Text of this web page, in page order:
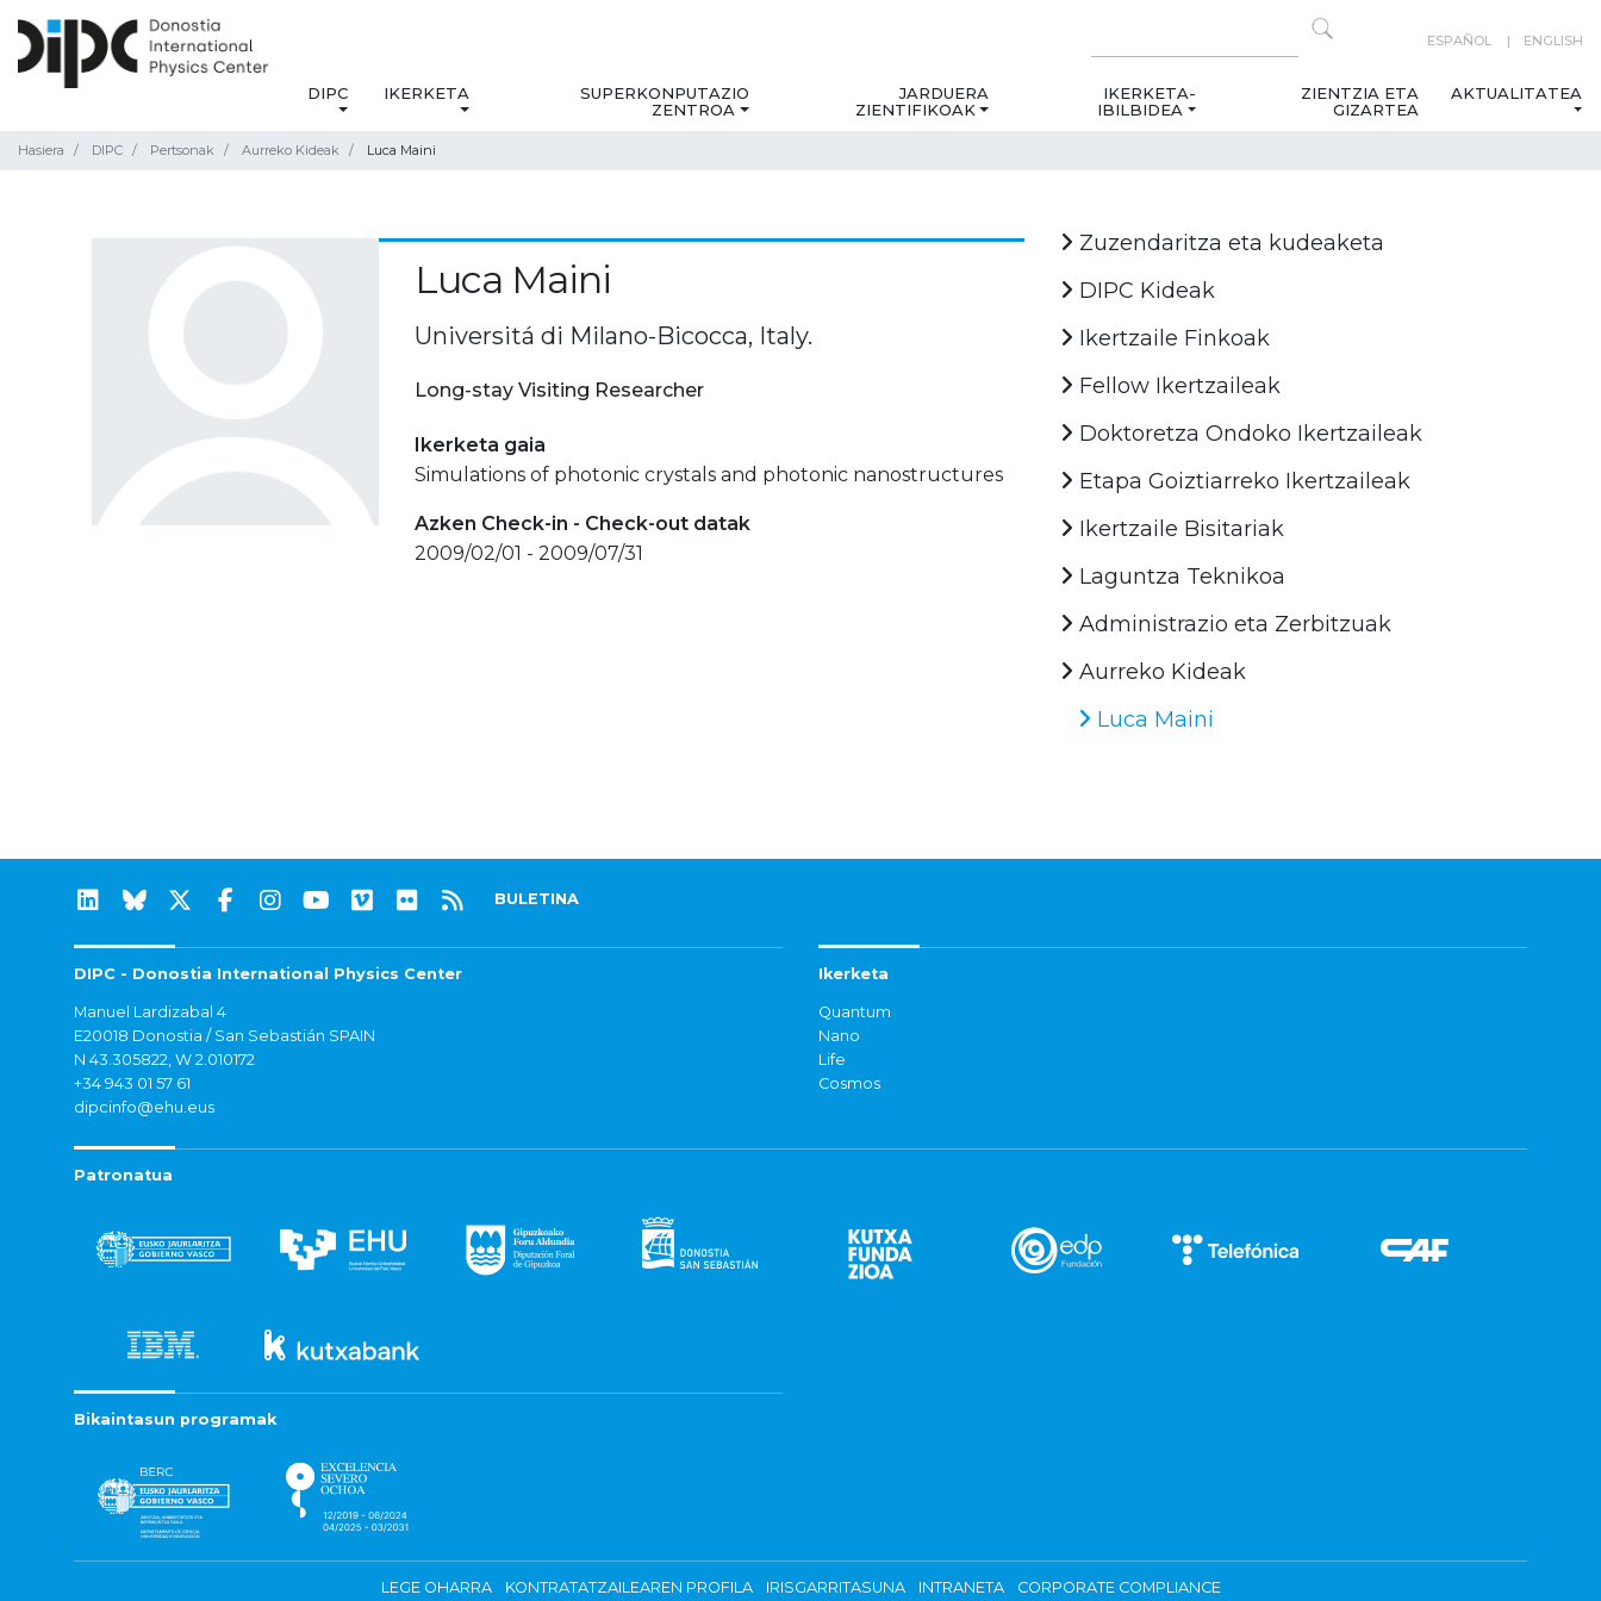
ESPAÑOL ENGLISH
DIPC IKERKETA
SUPERKONPUTAZIO
ZENTROA
JARDUERA
ZIENTIFIKOAK
IKERKETA-
IBILBIDEA
ZIENTZIA ETA
GIZARTEA
AKTUALITATEA
Hasiera DIPC Pertsonak Aurreko Kideak Luca Maini
Luca Maini
Universitá di Milano-Bicocca, Italy.
Long-stay Visiting Researcher
Ikerketa gaia
Simulations of photonic crystals and photonic nanostructures
Azken Check-in - Check-out datak
2009/02/01 - 2009/07/31
Zuzendaritza eta kudeaketa
DIPC Kideak
Ikertzaile Finkoak
Fellow Ikertzaileak
Doktoretza Ondoko Ikertzaileak
Etapa Goiztiarreko Ikertzaileak
Ikertzaile Bisitariak
Laguntza Teknikoa
Administrazio eta Zerbitzuak
Aurreko Kideak
Luca Maini
BULETINA
DIPC - Donostia International Physics Center
Manuel Lardizabal 4
E20018 Donostia / San Sebastián SPAIN
N 43.305822, W 2.010172
+34 943 01 57 61
dipcinfo@ehu.eus
Ikerketa
Quantum
Nano
Life
Cosmos
Patronatua
Bikaintasun programak
LEGE OHARRA KONTRATATZAILEAREN PROFILA IRISGARRITASUNA INTRANETA CORPORATE COMPLIANCE